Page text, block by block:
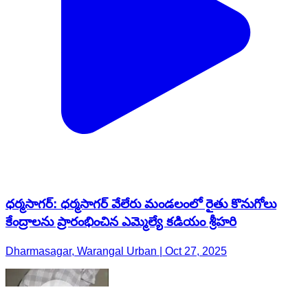
ధర్మసాగర్: ధర్మసాగర్ వేలేరు మండలంలో రైతు కొనుగోలు
కేంద్రాలను ప్రారంభించిన ఎమ్మెల్యే కడియం శ్రీహరి
Dharmasagar, Warangal Urban | Oct 27, 2025